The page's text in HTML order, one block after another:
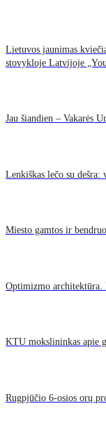
Lietuvos jaunimas
stovykloje Latvijoje
Jau šiandien – Vakarės
Lenkiškas lečo su dešra:
Miesto gamtos ir
Optimizmo
KTU mokslininkas apie
Rugpjūčio 6-osios orų